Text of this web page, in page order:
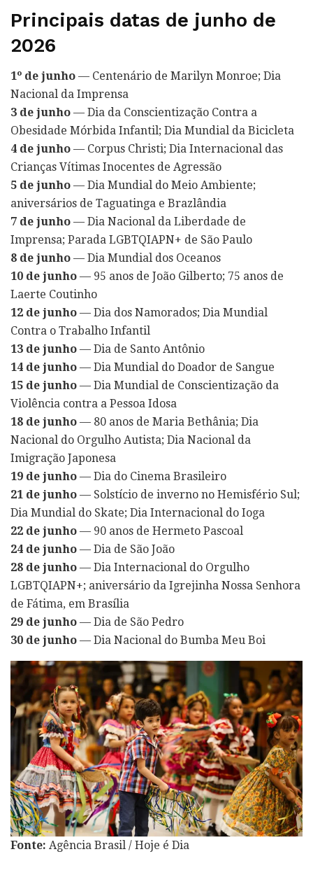
Principais datas de junho de
2026
1º de junho — Centenário de Marilyn Monroe; Dia
Nacional da Imprensa
3 de junho — Dia da Conscientização Contra a
Obesidade Mórbida Infantil; Dia Mundial da Bicicleta
4 de junho — Corpus Christi; Dia Internacional das
Crianças Vítimas Inocentes de Agressão
5 de junho — Dia Mundial do Meio Ambiente;
aniversários de Taguatinga e Brazlândia
7 de junho — Dia Nacional da Liberdade de
Imprensa; Parada LGBTQIAPN+ de São Paulo
8 de junho — Dia Mundial dos Oceanos
10 de junho — 95 anos de João Gilberto; 75 anos de
Laerte Coutinho
12 de junho — Dia dos Namorados; Dia Mundial
Contra o Trabalho Infantil
13 de junho — Dia de Santo Antônio
14 de junho — Dia Mundial do Doador de Sangue
15 de junho — Dia Mundial de Conscientização da
Violência contra a Pessoa Idosa
18 de junho — 80 anos de Maria Bethânia; Dia
Nacional do Orgulho Autista; Dia Nacional da
Imigração Japonesa
19 de junho — Dia do Cinema Brasileiro
21 de junho — Solstício de inverno no Hemisfério Sul;
Dia Mundial do Skate; Dia Internacional do Ioga
22 de junho — 90 anos de Hermeto Pascoal
24 de junho — Dia de São João
28 de junho — Dia Internacional do Orgulho
LGBTQIAPN+; aniversário da Igrejinha Nossa Senhora
de Fátima, em Brasília
29 de junho — Dia de São Pedro
30 de junho — Dia Nacional do Bumba Meu Boi
Fonte: Agência Brasil / Hoje é Dia